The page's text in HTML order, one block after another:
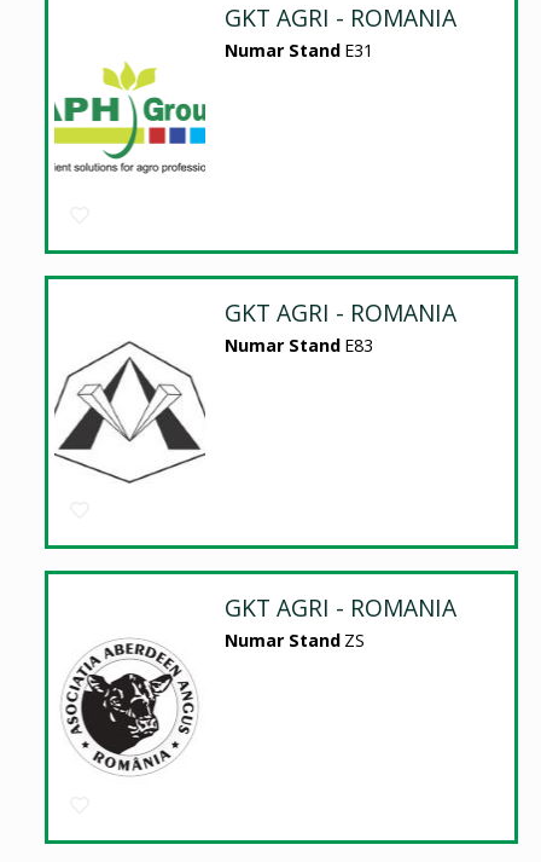
GKT AGRI - ROMANIA
Numar Stand E31
GKT AGRI - ROMANIA
Numar Stand E83
GKT AGRI - ROMANIA
Numar Stand ZS